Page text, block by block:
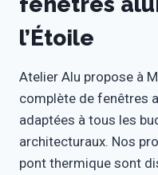
l’Étoile
Atelier Alu propose à
complète de fenêtres
adaptées à tous les
architecturaux. Nos
pont thermique sont